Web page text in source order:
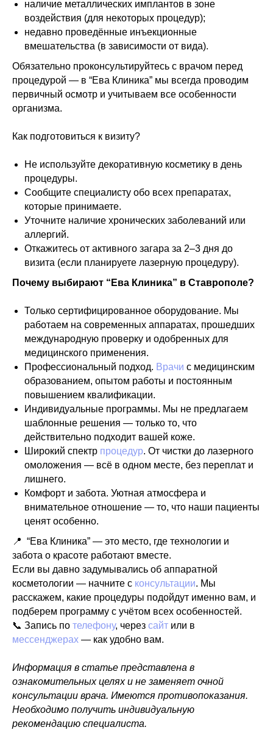
наличие металлических имплантов в зоне
воздействия (для некоторых процедур);
недавно проведённые инъекционные
вмешательства (в зависимости от вида).
Обязательно проконсультируйтесь с врачом перед
процедурой — в “Ева Клиника” мы всегда проводим
первичный осмотр и учитываем все особенности
организма.
Как подготовиться к визиту?
Не используйте декоративную косметику в день
процедуры.
Сообщите специалисту обо всех препаратах,
которые принимаете.
Уточните наличие хронических заболеваний или
аллергий.
Откажитесь от активного загара за 2–3 дня до
визита (если планируете лазерную процедуру).
Почему выбирают “Ева Клиника” в Ставрополе?
Только сертифицированное оборудование. Мы
работаем на современных аппаратах, прошедших
международную проверку и одобренных для
медицинского применения.
Профессиональный подход. Врачи с медицинским
образованием, опытом работы и постоянным
повышением квалификации.
Индивидуальные программы. Мы не предлагаем
шаблонные решения — только то, что
действительно подходит вашей коже.
Широкий спектр процедур. От чистки до лазерного
омоложения — всё в одном месте, без переплат и
лишнего.
Комфорт и забота. Уютная атмосфера и
внимательное отношение — то, что наши пациенты
ценят особенно.
📍 “Ева Клиника” — это место, где технологии и
забота о красоте работают вместе.
Если вы давно задумывались об аппаратной
косметологии — начните с консультации. Мы
расскажем, какие процедуры подойдут именно вам, и
подберем программу с учётом всех особенностей.
📞 Запись по телефону, через сайт или в
мессенджерах — как удобно вам.
Информация в статье представлена в
ознакомительных целях и не заменяет очной
консультации врача. Имеются противопоказания.
Необходимо получить индивидуальную
рекомендацию специалиста.